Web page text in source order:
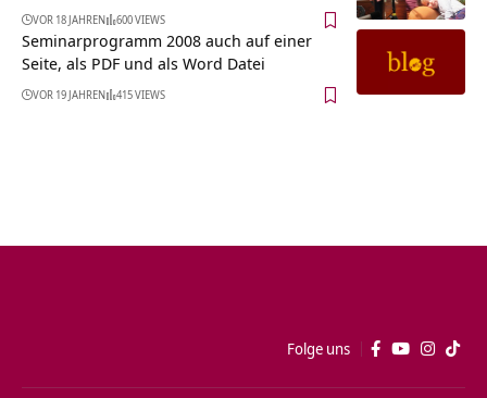
VOR 18 JAHREN 600 VIEWS
Seminarprogramm 2008 auch auf einer
Seite, als PDF und als Word Datei
VOR 19 JAHREN 415 VIEWS
Folge uns